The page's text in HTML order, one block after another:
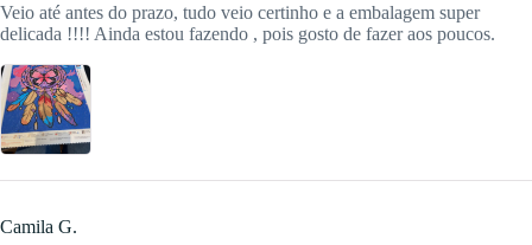
Veio até antes do prazo, tudo veio certinho e a embalagem super
delicada !!!! Ainda estou fazendo , pois gosto de fazer aos poucos.
Camila G.